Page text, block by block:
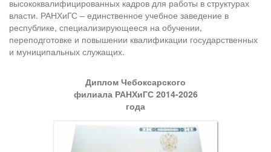
высококвалифицированных кадров для работы в структурах
власти. РАНХиГС – единственное учебное заведение в
республике, специализирующееся на обучении,
переподготовке и повышении квалификации государственных
и муниципальных служащих.
Диплом Чебоксарского
филиала РАНХиГС 2014-2026
года